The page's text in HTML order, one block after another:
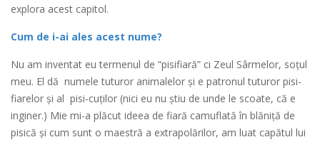
explora acest capitol.
Cum de i-ai ales acest nume?
Nu am inventat eu termenul de “pisifiară” ci Zeul Sârmelor, soțul
meu. El dă numele tuturor animalelor și e patronul tuturor pisi-
fiarelor și al pisi-cuților (nici eu nu știu de unde le scoate, că e
inginer.) Mie mi-a plăcut ideea de fiară camuflată în blăniță de
pisică și cum sunt o maestră a extrapolărilor, am luat capătul lui